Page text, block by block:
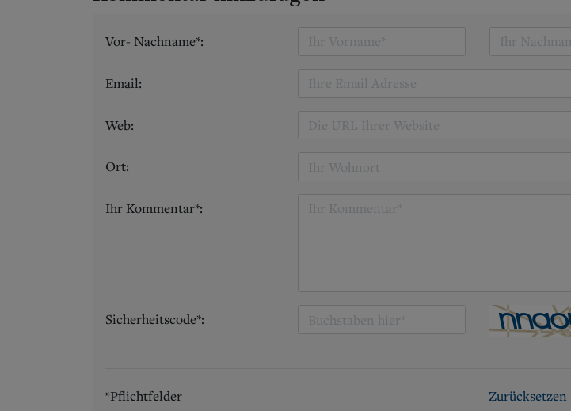
Vor- Nachname*:
Email:
Web:
Ort:
Ihr Kommentar*:
Sicherheitscode*:
*Pflichtfelder Zurücksetzen